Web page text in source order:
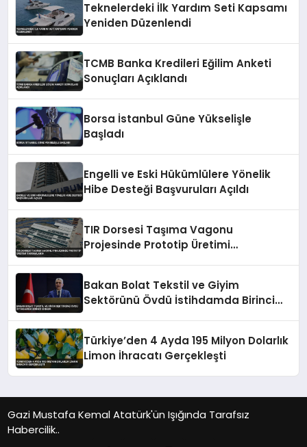
Teknelerdeki İlk Yardım Seti Kapsamı
Yeniden Düzenlendi
TCMB Banka Kredileri Eğilim Anketi
Sonuçları Açıklandı
Borsa İstanbul Güne Yükselişle
Başladı
Engelli ve Eski Hükümlülere Yönelik
Hibe Desteği Başvuruları Açıldı
TIR Dorsesi Taşıma Vagonu
Projesinde Prototip Üretimi
Bakan Bolat Tekstil ve Giyim
Sektörünü Övdü İstihdamda Birinci
Türkiye’den 4 Ayda 195 Milyon Dolarlık
Limon İhracatı Gerçekleşti
Gazi Mustafa Kemal Atatürk'ün Işığında Tarafsız
Habercilik..